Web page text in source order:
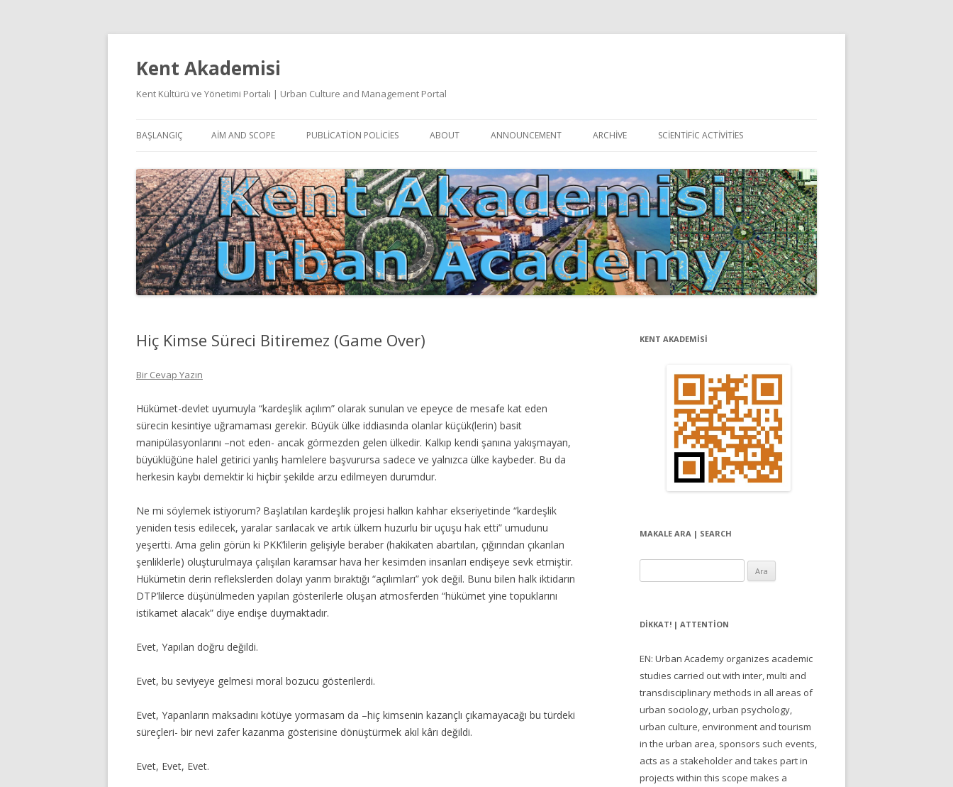
Kent Akademisi
Kent Kültürü ve Yönetimi Portalı | Urban Culture and Management Portal
atla
BAŞLANGIÇ AIM AND SCOPE PUBLICATION POLICIES
DOCUMENTATION
YAZIM KURALLARI
SÜREÇ REHBERI | PROCESS GUIDE
ETIK İLKELER | ETHICAL RULES
ABOUT
EDITORIAL BOARD
ETIK KURUL | ETHICAL BOARDS
İNDEKSLER
JOURNAL HISTORY | DERGI
TARIHÇESI
E-POSTA OKUMA | USER MAIL
İLETIŞIM | CONTACT US
PUBLICATION GROUP
REKLAM TARIFESI |
ADVERTISEMENT FEE
ANNOUNCEMENT ARCHIVE SCIENTIFIC ACTIVITIES
Hiç Kimse Süreci Bitiremez (Game Over)
Bir Cevap Yazın
Hükümet-devlet uyumuyla “kardeşlik açılım” olarak sunulan ve epeyce de mesafe kat eden
sürecin kesintiye uğramaması gerekir. Büyük ülke iddiasında olanlar küçük(lerin) basit
manipülasyonlarını –not eden- ancak görmezden gelen ülkedir. Kalkıp kendi şanına yakışmayan,
büyüklüğüne halel getirici yanlış hamlelere başvurursa sadece ve yalnızca ülke kaybeder. Bu da
herkesin kaybı demektir ki hiçbir şekilde arzu edilmeyen durumdur.
Ne mi söylemek istiyorum? Başlatılan kardeşlik projesi halkın kahhar ekseriyetinde “kardeşlik
yeniden tesis edilecek, yaralar sarılacak ve artık ülkem huzurlu bir uçuşu hak etti” umudunu
yeşertti. Ama gelin görün ki PKK’lilerin gelişiyle beraber (hakikaten abartılan, çığırından çıkarılan
şenliklerle) oluşturulmaya çalışılan karamsar hava her kesimden insanları endişeye sevk etmiştir.
Hükümetin derin reflekslerden dolayı yarım bıraktığı “açılımları” yok değil. Bunu bilen halk iktidarın
DTP’lilerce düşünülmeden yapılan gösterilerle oluşan atmosferden “hükümet yine topuklarını
istikamet alacak” diye endişe duymaktadır.
Evet, Yapılan doğru değildi.
Evet, bu seviyeye gelmesi moral bozucu gösterilerdi.
Evet, Yapanların maksadını kötüye yormasam da –hiç kimsenin kazançlı çıkamayacağı bu türdeki
süreçleri- bir nevi zafer kazanma gösterisine dönüştürmek akıl kârı değildi.
Evet, Evet, Evet.
KENT AKADEMİSİ
MAKALE ARA | SEARCH
DIKKAT! | ATTENTION
EN: Urban Academy organizes academic
studies carried out with inter, multi and
transdisciplinary methods in all areas of
urban sociology, urban psychology,
urban culture, environment and tourism
in the urban area, sponsors such events,
acts as a stakeholder and takes part in
projects within this scope makes a